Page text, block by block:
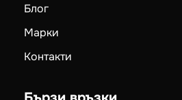
Блог
Марки
Контакти